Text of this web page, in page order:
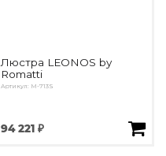
Люстра LEONOS by
Romatti
Артикул: M-713S
94 221 ₽